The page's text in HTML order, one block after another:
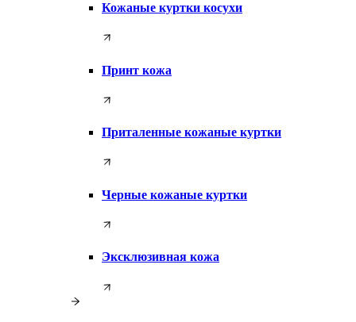
Кожаные куртки косухи
Принт кожа
Приталенные кожаные куртки
Черные кожаные куртки
Эксклюзивная кожа